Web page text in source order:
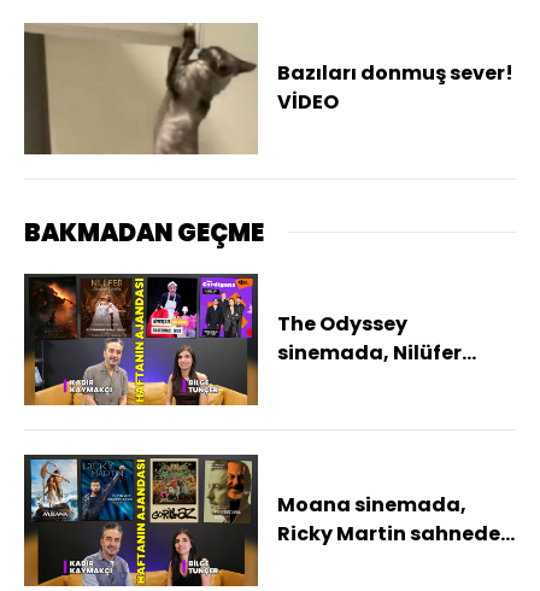
Bazıları donmuş sever!
VİDEO
BAKMADAN GEÇME
The Odyssey
sinemada, Nilüfer
Moana sinemada,
Ricky Martin sahnede!